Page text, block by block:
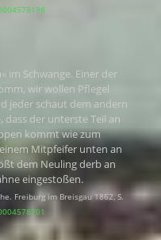
im Schwange. Einer der
wir wollen Pflegel
jeder schaut dem andern
dass der unterste Teil an
kommt wie zum
Mitpfeifer unten an
dem Neuling derb an
eingestoßen.
Freiburg im Breisgau 1862, S.